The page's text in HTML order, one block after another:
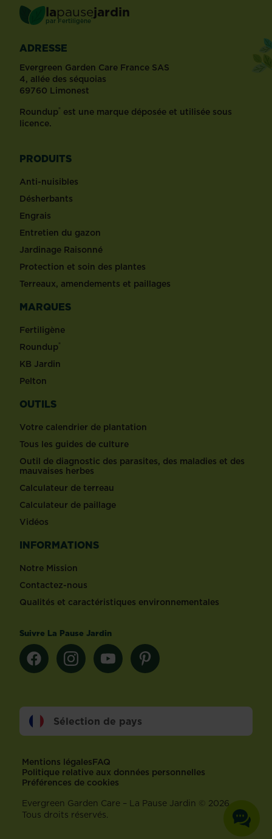
lapausejardin
par Fertiligène ®
ADRESSE
Evergreen Garden Care France SAS
4, allée des séquoias
69760 Limonest
Roundup® est une marque déposée et utilisée sous
licence.
PRODUITS
Anti-nuisibles
Désherbants
Engrais
Entretien du gazon
Jardinage Raisonné
Protection et soin des plantes
Terreaux, amendements et paillages
MARQUES
Fertiligène
Roundup®
KB Jardin
Pelton
OUTILS
Votre calendrier de plantation
Tous les guides de culture
Outil de diagnostic des parasites, des maladies et des
mauvaises herbes
Calculateur de terreau
Calculateur de paillage
Vidéos
INFORMATIONS
Notre Mission
Contactez-nous
Qualités et caractéristiques environnementales
Suivre La Pause Jardin
Sélection de pays
Footer
Mentions légalesFAQ
Politique relative aux données personnelles
Préférences de cookies
Evergreen Garden Care – La Pause Jardin © 2026 –
Tous droits réservés.